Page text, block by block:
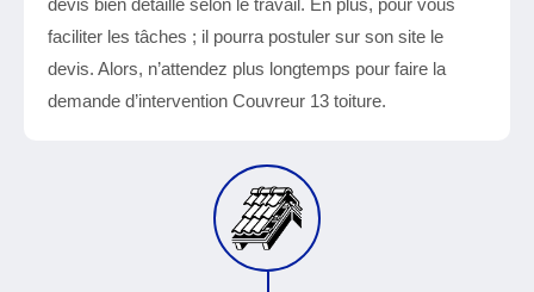
devis bien détaillé selon le travail. En plus, pour vous
faciliter les tâches ; il pourra postuler sur son site le
devis. Alors, n’attendez plus longtemps pour faire la
demande d’intervention Couvreur 13 toiture.